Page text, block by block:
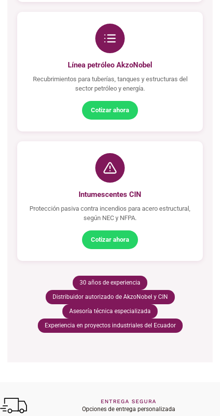
Línea petróleo AkzoNobel
Recubrimientos para tuberías, tanques y estructuras del
sector petróleo y energía.
Cotizar ahora
Intumescentes CIN
Protección pasiva contra incendios para acero estructural,
según NEC y NFPA.
Cotizar ahora
30 años de experiencia
Distribuidor autorizado de AkzoNobel y CIN
Asesoría técnica especializada
Experiencia en proyectos industriales del Ecuador
ENTREGA SEGURA
Opciones de entrega personalizada